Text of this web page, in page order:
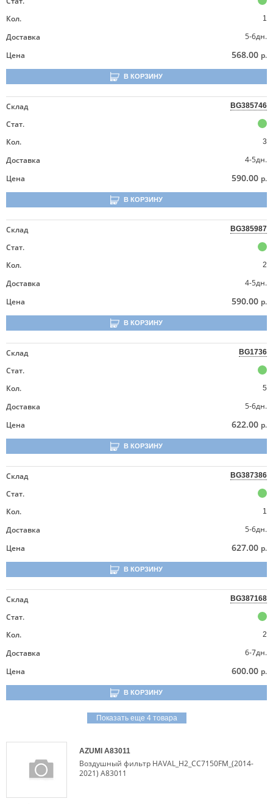
Кол.
1
Доставка
5-6дн.
Цена
568.00 р.
В КОРЗИНУ
Склад BG385746
Стат.
Кол.
3
Доставка
4-5дн.
Цена
590.00 р.
В КОРЗИНУ
Склад BG385987
Стат.
Кол.
2
Доставка
4-5дн.
Цена
590.00 р.
В КОРЗИНУ
Склад BG1736
Стат.
Кол.
5
Доставка
5-6дн.
Цена
622.00 р.
В КОРЗИНУ
Склад BG387386
Стат.
Кол.
1
Доставка
5-6дн.
Цена
627.00 р.
В КОРЗИНУ
Склад BG387168
Стат.
Кол.
2
Доставка
6-7дн.
Цена
600.00 р.
В КОРЗИНУ
Показать еще 4 товара
AZUMI A83011
Воздушный фильтр HAVAL_H2_CC7150FM_(2014-
2021) A83011